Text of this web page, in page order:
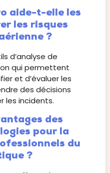
aide-t-elle les
les risques
?
d’analyse de
qui permettent
et d’évaluer les
des décisions
les incidents.
des
pour la
du
?